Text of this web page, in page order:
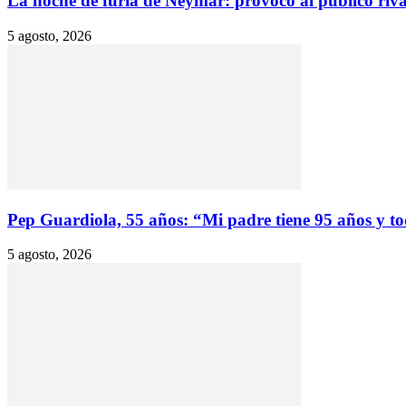
5 agosto, 2026
Pep Guardiola, 55 años: “Mi padre tiene 95 años y
5 agosto, 2026